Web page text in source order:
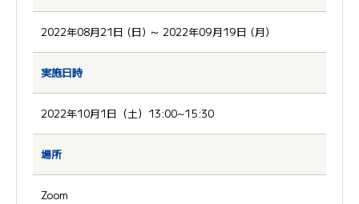
2022年08月21日 (日) ～ 2022年09月19日 (月)
実施日時
2022年10月1日（土）13:00~15:30
場所
Zoom